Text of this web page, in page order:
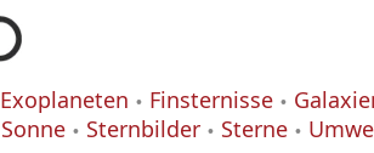
Exoplaneten Finsternisse
Sonne Sternbilder Sterne